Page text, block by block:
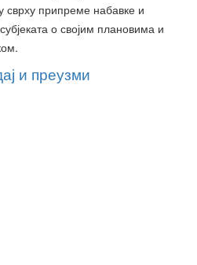
сврху припреме набавке и
о својим плановима и
и преузми